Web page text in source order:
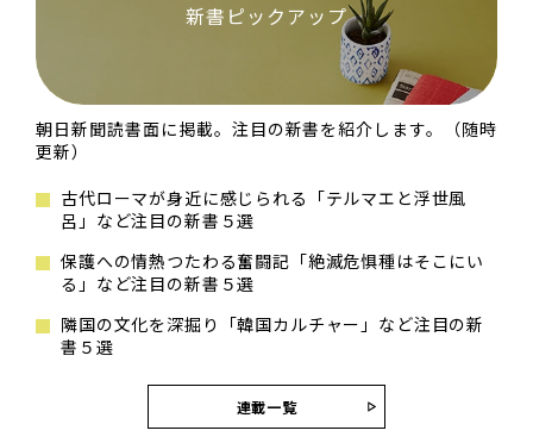
新書ピックアップ
朝日新聞読書面に掲載。注目の新書を紹介します。（随時
更新）
古代ローマが身近に感じられる「テルマエと浮世風
呂」など注目の新書５選
保護への情熱つたわる奮闘記「絶滅危惧種はそこにい
る」など注目の新書５選
隣国の文化を深掘り「韓国カルチャー」など注目の新
書５選
連載一覧